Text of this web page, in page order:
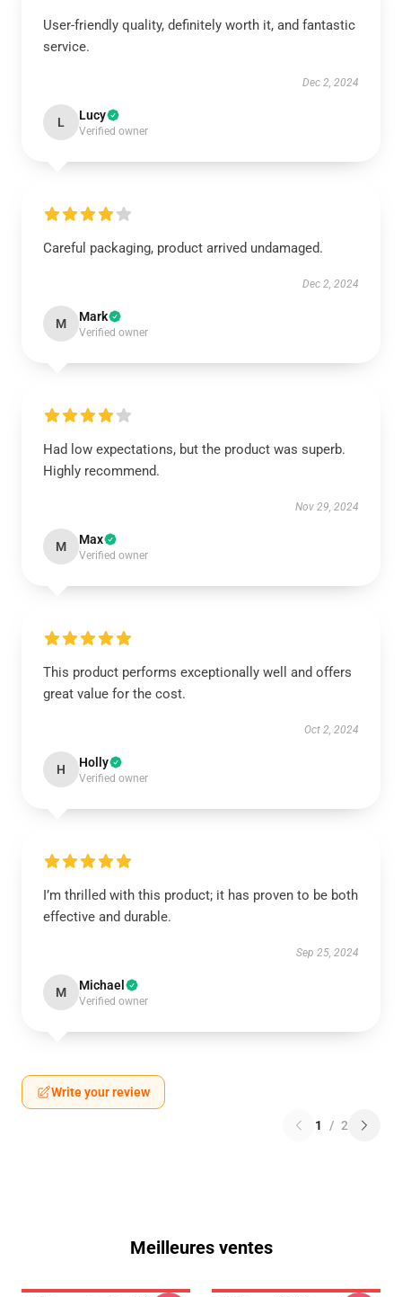
User-friendly quality, definitely worth it, and fantastic
service.
Dec 2, 2024
L Lucy
Verified owner
Careful packaging, product arrived undamaged.
Dec 2, 2024
M Mark
Verified owner
Had low expectations, but the product was superb.
Highly recommend.
Nov 29, 2024
M Max
Verified owner
This product performs exceptionally well and offers
great value for the cost.
Oct 2, 2024
H Holly
Verified owner
I’m thrilled with this product; it has proven to be both
effective and durable.
Sep 25, 2024
M Michael
Verified owner
Write your review
1 / 2
Meilleures ventes